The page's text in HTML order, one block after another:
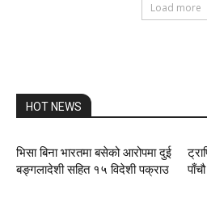
Load more
HOT NEWS
भिसा बिना भारतमा बसेको आरोपमा दुई
बङ्गलादेशी सहित १५ विदेशी पक्राउ